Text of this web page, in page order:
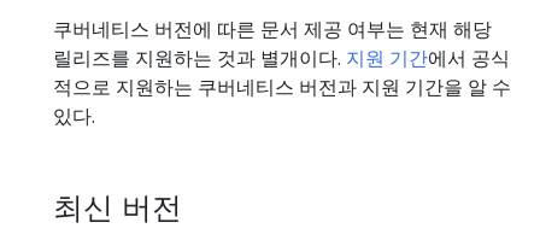
쿠버네티스 버전에 따른 문서 제공 여부는 현재 해당
릴리즈를 지원하는 것과 별개이다. 지원 기간에서 공식
적으로 지원하는 쿠버네티스 버전과 지원 기간을 알 수
있다.
최신 버전